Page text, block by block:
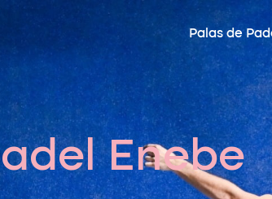
Palas de
Enebe